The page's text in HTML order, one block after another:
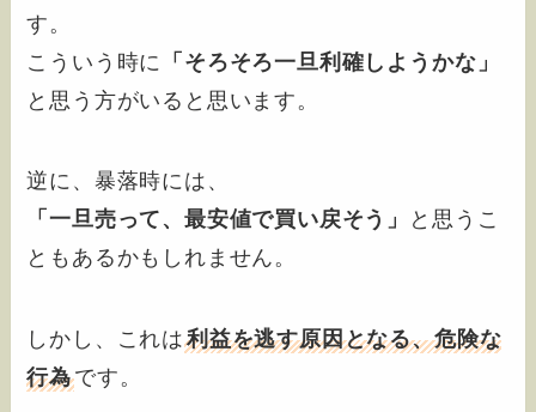
す。
こういう時に
「そろそろ一旦利確しようかな」
と思う方がいると思います。
逆に、暴落時には、
「一旦売って、最安値で買い戻そう」
と思うこ
ともあるかもしれません。
しかし、これは利益を逃す原因となる、危険な
行為です。